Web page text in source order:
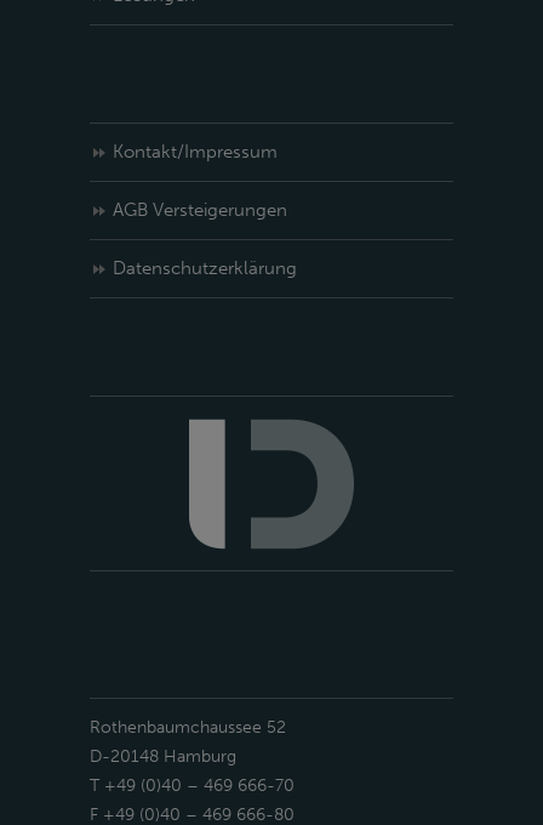
Kontakt/Impressum
AGB Versteigerungen
Datenschutzerklärung
Rothenbaumchaussee 52
D-20148 Hamburg
T +49 (0)40 – 469 666-70
F +49 (0)40 – 469 666-80